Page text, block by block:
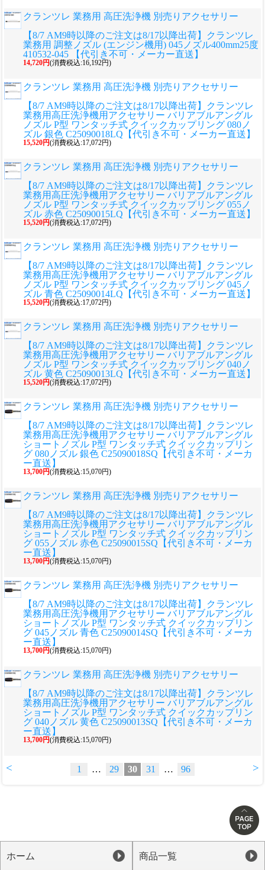
クランツレ 業務用 高圧洗浄機 別売りアクセサリー
【8/7 AM9時以降のご注文は8/17以降出荷】クランツレ
業務用 調整ノズル (エンジン機用) 045ノズル400mm25度
410532-045 【代引き不可・メーカー直送】
14,720円(消費税込:16,192円)
クランツレ 業務用 高圧洗浄機 別売りアクセサリー
【8/7 AM9時以降のご注文は8/17以降出荷】クランツレ
業務用高圧洗浄機用アクセサリー バリアブルアングル
ノズル P型 ワンタッチ式 クイックカップリング 080ノ
ズル 銀色 C25090018LQ【代引き不可・メーカー直送】
15,520円(消費税込:17,072円)
クランツレ 業務用 高圧洗浄機 別売りアクセサリー
【8/7 AM9時以降のご注文は8/17以降出荷】クランツレ
業務用高圧洗浄機用アクセサリー バリアブルアングル
ノズル P型 ワンタッチ式 クイックカップリング 055ノ
ズル 赤色 C25090015LQ【代引き不可・メーカー直送】
15,520円(消費税込:17,072円)
クランツレ 業務用 高圧洗浄機 別売りアクセサリー
【8/7 AM9時以降のご注文は8/17以降出荷】クランツレ
業務用高圧洗浄機用アクセサリー バリアブルアングル
ノズル P型 ワンタッチ式 クイックカップリング 045ノ
ズル 青色 C25090014LQ【代引き不可・メーカー直送】
15,520円(消費税込:17,072円)
クランツレ 業務用 高圧洗浄機 別売りアクセサリー
【8/7 AM9時以降のご注文は8/17以降出荷】クランツレ
業務用高圧洗浄機用アクセサリー バリアブルアングル
ノズル P型 ワンタッチ式 クイックカップリング 040ノ
ズル 黄色 C25090013LQ【代引き不可・メーカー直送】
15,520円(消費税込:17,072円)
クランツレ 業務用 高圧洗浄機 別売りアクセサリー
【8/7 AM9時以降のご注文は8/17以降出荷】クランツレ
業務用高圧洗浄機用アクセサリー バリアブルアングル
ショートノズル P型 ワンタッチ式 クイックカップリン
グ 080ノズル 銀色 C25090018SQ【代引き不可・メーカ
ー直送】
13,700円(消費税込:15,070円)
クランツレ 業務用 高圧洗浄機 別売りアクセサリー
【8/7 AM9時以降のご注文は8/17以降出荷】クランツレ
業務用高圧洗浄機用アクセサリー バリアブルアングル
ショートノズル P型 ワンタッチ式 クイックカップリン
グ 055ノズル 赤色 C25090015SQ【代引き不可・メーカ
ー直送】
13,700円(消費税込:15,070円)
クランツレ 業務用 高圧洗浄機 別売りアクセサリー
【8/7 AM9時以降のご注文は8/17以降出荷】クランツレ
業務用高圧洗浄機用アクセサリー バリアブルアングル
ショートノズル P型 ワンタッチ式 クイックカップリン
グ 045ノズル 青色 C25090014SQ【代引き不可・メーカ
ー直送】
13,700円(消費税込:15,070円)
クランツレ 業務用 高圧洗浄機 別売りアクセサリー
【8/7 AM9時以降のご注文は8/17以降出荷】クランツレ
業務用高圧洗浄機用アクセサリー バリアブルアングル
ショートノズル P型 ワンタッチ式 クイックカップリン
グ 040ノズル 黄色 C25090013SQ【代引き不可・メーカ
ー直送】
13,700円(消費税込:15,070円)
< >
1 … 29 30 31 … 96
ホーム 商品一覧